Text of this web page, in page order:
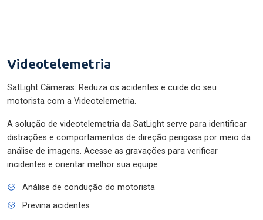
Videotelemetria
SatLight Câmeras: Reduza os acidentes e cuide do seu
motorista com a Videotelemetria.
A solução de videotelemetria da SatLight serve para identificar
distrações e comportamentos de direção perigosa por meio da
análise de imagens. Acesse as gravações para verificar
incidentes e orientar melhor sua equipe.
Análise de condução do motorista
Previna acidentes